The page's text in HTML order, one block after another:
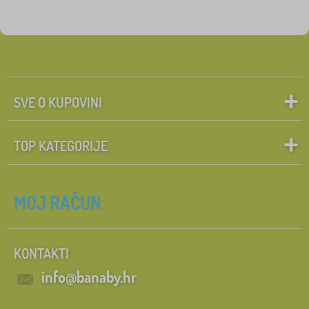
SVE O KUPOVINI
TOP KATEGORIJE
MOJ RAČUN
KONTAKTI
info@banaby.hr